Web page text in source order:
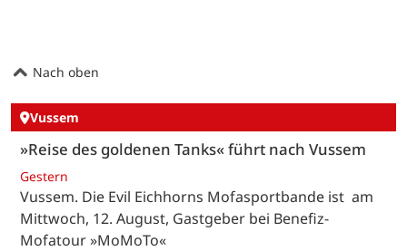
Nach oben
Vussem
»Reise des goldenen Tanks« führt nach Vussem
Gestern
Vussem. Die Evil Eichhorns Mofasportbande ist am
Mittwoch, 12. August, Gastgeber bei Benefiz-
Mofatour »MoMoTo«